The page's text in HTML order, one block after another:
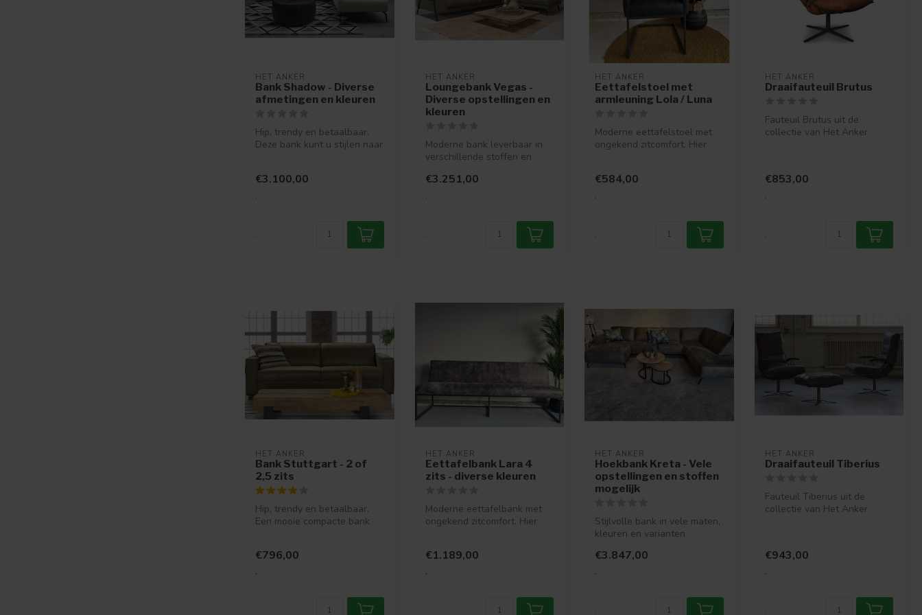
HET ANKER
Bank Shadow - Diverse
afmetingen en kleuren
Hip, trendy en betaalbaar.
Deze bank kunt u stijlen naar
€3.100,00
.
.
HET ANKER
Loungebank Vegas -
Diverse opstellingen en
kleuren
Moderne bank leverbaar in
verschillende stoffen en
a...
€3.251,00
.
.
HET ANKER
Eettafelstoel met
armleuning Lola / Luna
Moderne eettafelstoel met
ongekend zitcomfort. Hier
€584,00
.
.
HET ANKER
Draaifauteuil Brutus
Fauteuil Brutus uit de
collectie van Het Anker
€853,00
.
.
HET ANKER
Bank Stuttgart - 2 of
2,5 zits
Hip, trendy en betaalbaar.
Een mooie compacte bank
€796,00
.
.
HET ANKER
Eettafelbank Lara 4
zits - diverse kleuren
Moderne eettafelbank met
ongekend zitcomfort. Hier
€1.189,00
.
.
HET ANKER
Hoekbank Kreta - Vele
opstellingen en stoffen
mogelijk
Stijlvolle bank in vele maten,
kleuren en varianten
€3.847,00
.
.
HET ANKER
Draaifauteuil Tiberius
Fauteuil Tiberius uit de
collectie van Het Anker
€943,00
.
.